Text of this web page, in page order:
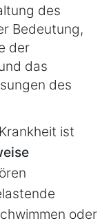
des
Bedeutung,
der
das
des
ist
oder